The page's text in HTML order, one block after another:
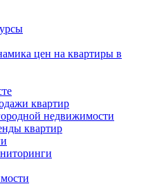
цен на квартиры в
квартир
недвижимости
квартир